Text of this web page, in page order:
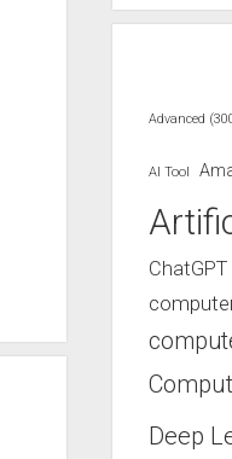
Advanced
AI Tool
ChatGPT
Deep